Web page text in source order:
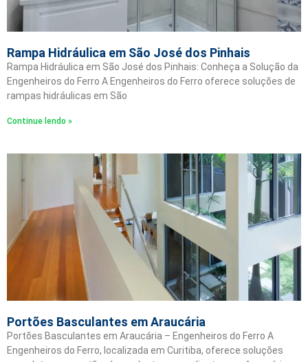
Rampa Hidráulica em São José dos Pinhais
Rampa Hidráulica em São José dos Pinhais: Conheça a Solução da
Engenheiros do Ferro A Engenheiros do Ferro oferece soluções de
rampas hidráulicas em São
Continue lendo »
Portões Basculantes em Araucária
Portões Basculantes em Araucária – Engenheiros do Ferro A
Engenheiros do Ferro, localizada em Curitiba, oferece soluções